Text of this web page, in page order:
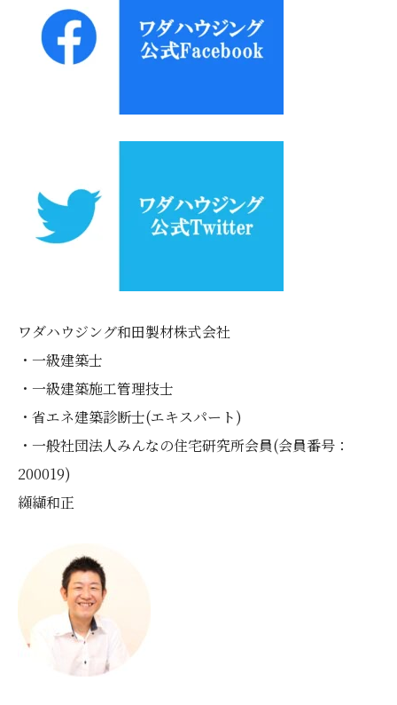
ワダハウジング和田製材株式会社
・一級建築士
・一級建築施工管理技士
・省エネ建築診断士(エキスパート)
・一般社団法人みんなの住宅研究所会員(会員番号：
200019)
纐纈和正